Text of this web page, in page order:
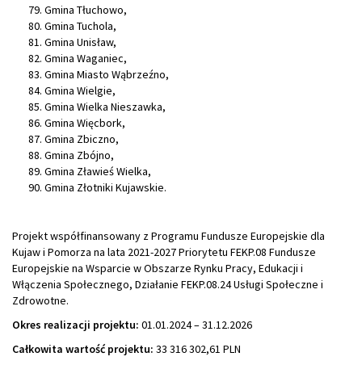
Gmina Tłuchowo,
Gmina Tuchola,
Gmina Unisław,
Gmina Waganiec,
Gmina Miasto Wąbrzeźno,
Gmina Wielgie,
Gmina Wielka Nieszawka,
Gmina Więcbork,
Gmina Zbiczno,
Gmina Zbójno,
Gmina Zławieś Wielka,
Gmina Złotniki Kujawskie.
Projekt współfinansowany z Programu Fundusze Europejskie dla
Kujaw i Pomorza na lata 2021-2027 Priorytetu FEKP.08 Fundusze
Europejskie na Wsparcie w Obszarze Rynku Pracy, Edukacji i
Włączenia Społecznego, Działanie FEKP.08.24 Usługi Społeczne i
Zdrowotne.
Okres realizacji projektu: 01.01.2024 – 31.12.2026
Całkowita wartość projektu: 33 316 302,61 PLN